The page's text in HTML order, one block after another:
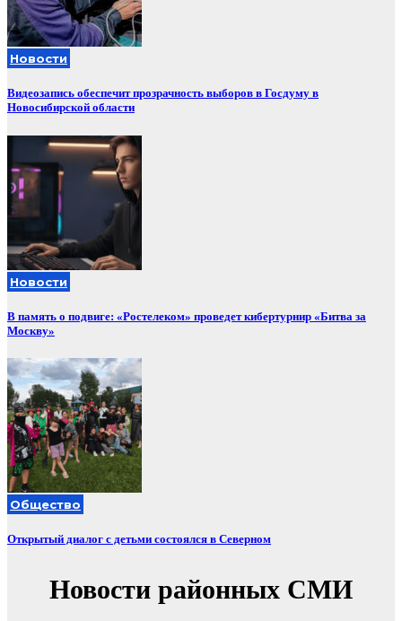
Новости
Видеозапись обеспечит прозрачность выборов в Госдуму в
Новосибирской области
Новости
В память о подвиге: «Ростелеком» проведет кибертурнир «Битва за
Москву»
Общество
Открытый диалог с детьми состоялся в Северном